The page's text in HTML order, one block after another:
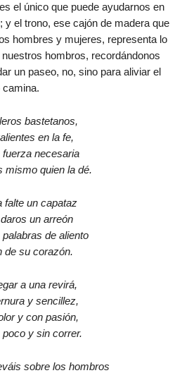
el único que puede ayudarnos en
y el trono, ese cajón de madera que
hombres y mujeres, representa lo
hombros, recordándonos
un paseo, no, sino para aliviar el
camina.
bastetanos,
en la fe,
fuerza necesaria
mismo quien la dé.
falte un capataz
un arreón
de aliento
de su corazón.
a una revirá,
y sencillez,
y con pasión,
poco y sin correr.
sobre los hombros